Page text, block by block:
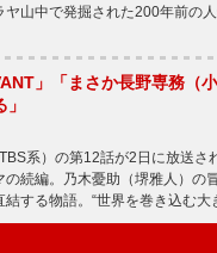
ヤ山中で発掘された200年前の
」「まさか長野専務（
系）の第12話が2日に放送
の続編。乃木憂助（堺雅人）の
結する物語。“世界を巻き込む